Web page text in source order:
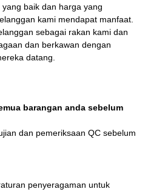
baik dan harga yang
kami mendapat manfaat.
sebagai rakan kami dan
dan berkawan dengan
datang.
barangan anda sebelum
dan pemeriksaan QC sebelum
penyeragaman untuk